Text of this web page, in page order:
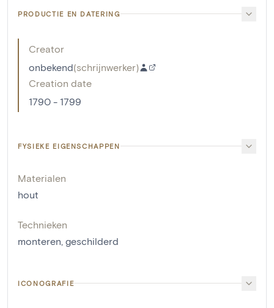
PRODUCTIE EN DATERING
Creator
onbekend(schrijnwerker)
Creation date
1790 - 1799
FYSIEKE EIGENSCHAPPEN
Materialen
hout
Technieken
monteren geschilderd
ICONOGRAFIE